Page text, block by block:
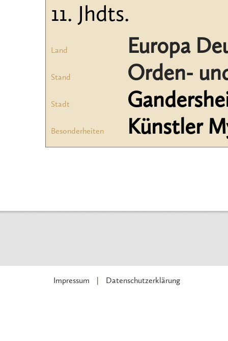
11. Jhdts.
Land Europa
Stand Orden-
Stadt
Besonderheiten Künstler
Impressum Datenschutzerklärung